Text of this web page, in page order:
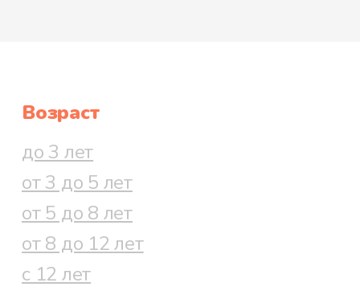
Возраст
до 3 лет
от 3 до 5 лет
от 5 до 8 лет
от 8 до 12 лет
с 12 лет